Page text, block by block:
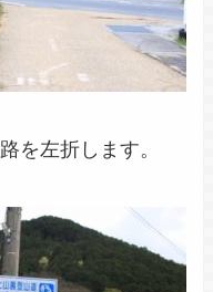
を左折します。